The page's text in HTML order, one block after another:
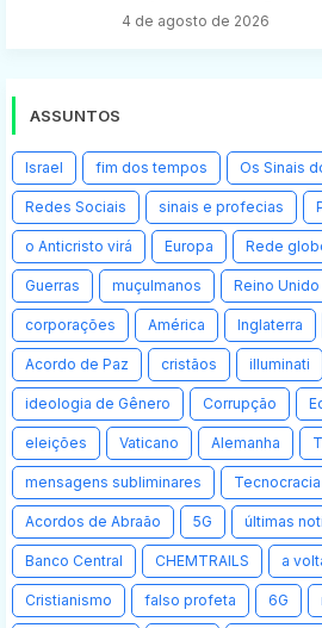
4 de agosto de 2026
ASSUNTOS
Israel fim dos tempos Os Sinais
Redes Sociais sinais e profecias
o Anticristo virá Europa Rede
Guerras muçulmanos Reino Unido
corporações América Inglaterra
Acordo de Paz cristãos illuminati
ideologia de Gênero Corrupção
eleições Vaticano Alemanha
mensagens subliminares Tecnocracia
Acordos de Abraão 5G últimas
Banco Central CHEMTRAILS a
Cristianismo falso profeta 6G